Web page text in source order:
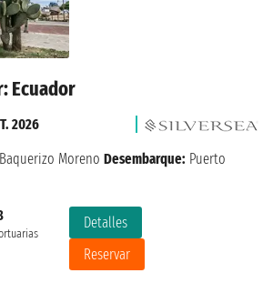
Ecuador
Detalles
Reservar
2026
Moreno Desembarque: Puerto